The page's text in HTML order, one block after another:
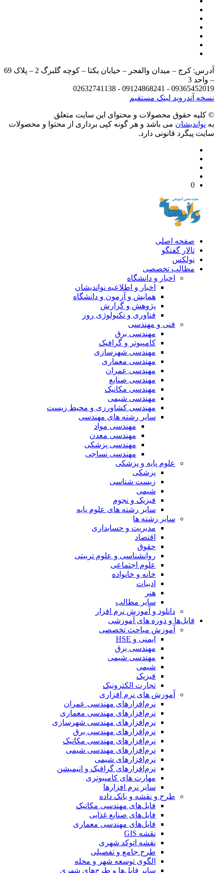
آدرس: کرج – میدان والفجر – خیابان یکتا – کوچه گلبرگ 2 – پلاک 69
3
09365452019 - 09124868241 -
آندرویدلینک مستقیم
حقوق محصولات و محتوای اين سایت متعلق
می باشد و هر گونه کپی برداری از محتوا و محصولات
پیگرد قانونی دارد.
صفحه اصلی
تالار گفتگو
نولکس
مطالب تخصصی
اخبار و دانشگاه
اخبار و اطلاعیه نواندیشان
همایش و آزمون و دانشگاه
پژوهش و گزارش
فناوری و تکنولوژی روز
فنی و مهندسی
مهندسی برق
کامپیوتر و گرافیک
مهندسی شهرسازی
مهندسی معماری
مهندسی عمران
مهندسی صنایع
مهندسی مکانیک
مهندسی شیمی
مهندسی کشاورزی و محیط زیست
سایر رشته های مهندسی
مهندسی مواد
مهندسی معدن
مهندسی پزشکی
مهندسی نساجی
علوم پایه و پزشکی
پزشکی
زیست شناسی
شیمی
فیزیک و نجوم
سایر رشته های علوم پایه
سایر رشته ها
مدیریت و حسابداری
اقتصاد
حقوق
روانشناسی و علوم تربیتی
علوم اجتماعی
خانه و خانواده
ادبیات
هنر
سایر مطالب
دانلود و آموزش نرم افزار
فایل‌ها و دوره های آموزشی
آموزش مباحث تخصصی
ایمنی و HSE
مهندسی برق
مهندسی شیمی
شیمی
فیزیک
تجارت الکترونیک
آموزش های نرم افزاری
نرم‌افزارهای مهندسی عمران
نرم‌افزارهای مهندسی معماری
نرم‌افزارهای مهندسی شهرسازی
نرم‌افزارهای مهندسی برق
نرم‌افزارهای مهندسی مکانیک
نرم‌افزارهای مهندسی شیمی
نرم‌افزارهای شیمی
نرم‌افزارهای گرافیک و انیمیشن
مهارت های کامپیوتری
سایر نرم افزارها
طرح و نقشه و بانک داده
فایل‌های مهندسی مکانیک
فایل‌های صنایع غذایی
فایل‌های مهندسی معماری
نقشه GIS
نقشه اتوکد شهری
طرح جامع و تفصیلی
الگوی توسعه شهر و محله
سایر فایل‌ها و طرح‌های شهری